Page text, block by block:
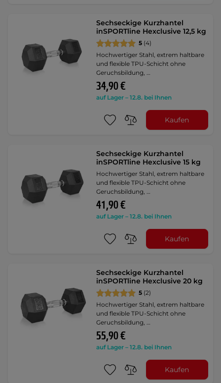
Sechseckige Kurzhantel
inSPORTline Hexclusive 12,5 kg
5 (4)
Hochwertiger Stahl, extrem haltbare
und flexible TPU-Schicht ohne
Geruchsbildung, …
34,90 €
auf Lager – 12.8. bei Ihnen
Kaufen
Sechseckige Kurzhantel
inSPORTline Hexclusive 15 kg
Hochwertiger Stahl, extrem haltbare
und flexible TPU-Schicht ohne
Geruchsbildung, …
41,90 €
auf Lager – 12.8. bei Ihnen
Kaufen
Sechseckige Kurzhantel
inSPORTline Hexclusive 20 kg
5 (2)
Hochwertiger Stahl, extrem haltbare
und flexible TPU-Schicht ohne
Geruchsbildung, …
55,90 €
auf Lager – 12.8. bei Ihnen
Kaufen